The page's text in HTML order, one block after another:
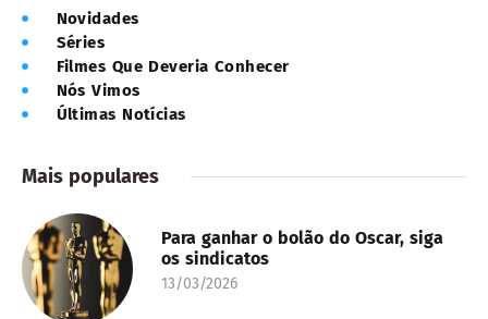
Novidades
Séries
Filmes Que Deveria Conhecer
Nós Vimos
Últimas Notícias
Mais populares
Para ganhar o bolão do Oscar, siga
os sindicatos
13/03/2026